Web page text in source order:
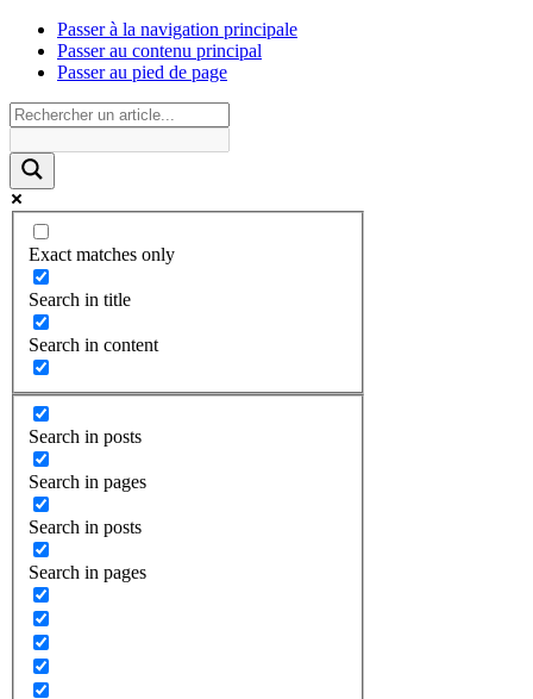
Passer à la navigation principale
Passer au contenu principal
Passer au pied de page
Exact matches only
Search in title
Search in content
Search in posts
Search in pages
Search in posts
Search in pages